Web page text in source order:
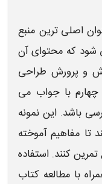
اصلی ترین منبع
شود که محتوای آن
و پرورش طراحی
با جواب می
باشد. این نمونه
مفاهیم آموخته
کنند. استفاده
با مطالعه کتاب